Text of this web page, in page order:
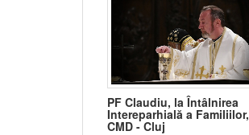
PF Claudiu, la Întâlnirea
Intereparhială a Familiilor,
CMD - Cluj